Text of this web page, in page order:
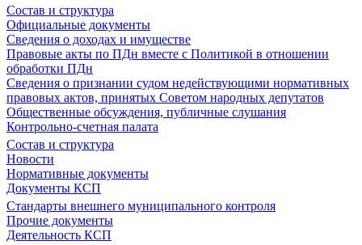
Состав и структура
Официальные документы
Сведения о доходах и имуществе
Правовые акты по ПДн вместе с Политикой в отношении
обработки ПДн
Сведения о признании судом недействующими нормативных
правовых актов, принятых Советом народных депутатов
Общественные обсуждения, публичные слушания
Контрольно-счетная палата
Состав и структура
Новости
Нормативные документы
Документы КСП
Стандарты внешнего муниципального контроля
Прочие документы
Деятельность КСП